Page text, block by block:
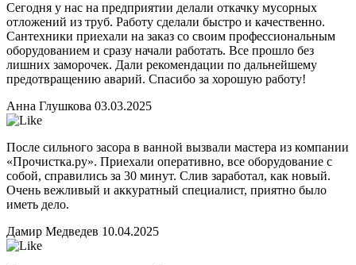
Сегодня у нас на предприятии делали откачку мусорных
отложений из труб. Работу сделали быстро и качественно.
Сантехники приехали на заказ со своим профессиональным
оборудованием и сразу начали работать. Все прошло без
лишних заморочек. Дали рекомендации по дальнейшему
предотвращению аварий. Спасибо за хорошую работу!
Анна Глушкова 03.03.2025
После сильного засора в ванной вызвали мастера из компании
«Прочистка.ру». Приехали оперативно, все оборудование с
собой, справились за 30 минут. Слив заработал, как новый.
Очень вежливый и аккуратный специалист, приятно было
иметь дело.
Дамир Медведев 10.04.2025